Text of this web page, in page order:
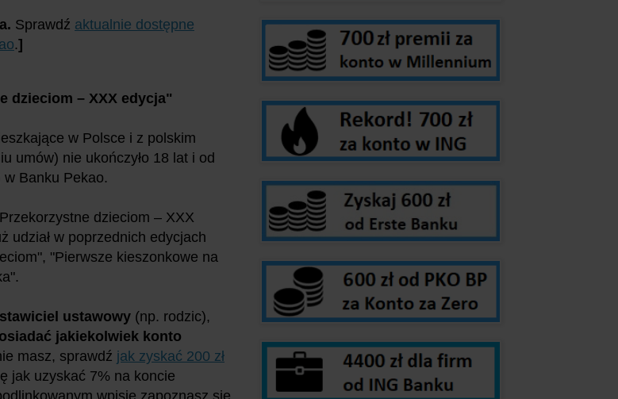
Sprawdź aktualnie dostępne
.]
dzieciom – XXX edycja"
w Polsce i z polskim
umów) nie ukończyło 18 lat i od
w Banku Pekao.
dzieciom – XXX
udział w poprzednich edycjach
"Pierwsze kieszonkowe na
ustawowy (np. rodzic),
jakiekolwiek konto
masz, sprawdź jak zyskać 200 zł
jak uzyskać 7% na koncie
wpisie zapoznasz się